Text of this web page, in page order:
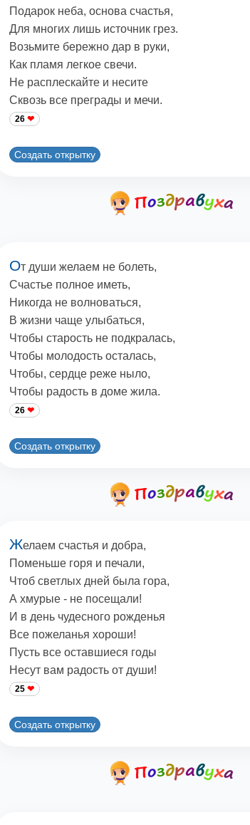
Подарок неба, основа счастья,
Для многих лишь источник грез.
Возьмите бережно дар в руки,
Как пламя легкое свечи.
Не расплескайте и несите
Сквозь все преграды и мечи.
26
Создать открытку
От души желаем не болеть,
Счастье полное иметь,
Никогда не волноваться,
В жизни чаще улыбаться,
Чтобы старость не подкралась,
Чтобы молодость осталась,
Чтобы, сердце реже ныло,
Чтобы радость в доме жила.
26
Создать открытку
Желаем счастья и добра,
Поменьше горя и печали,
Чтоб светлых дней была гора,
А хмурые - не посещали!
И в день чудесного рожденья
Все пожеланья хороши!
Пусть все оставшиеся годы
Несут вам радость от души!
25
Создать открытку